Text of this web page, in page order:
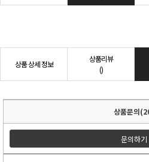
상품 상세 정보
상품리뷰
()
상품문의
문의하기